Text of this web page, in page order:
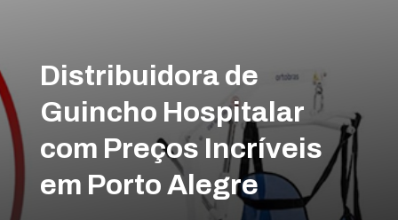
Distribuidora de
Guincho Hospitalar
com Preços Incríveis
em Porto Alegre